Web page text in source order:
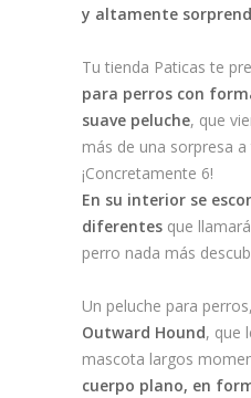
y altamente
Tu tienda Paticas te
para perros con
suave peluche, que
más de una sorpresa a
¡Concretamente 6!
En su interior se
diferentes que
perro nada más
Un peluche para perros,
Outward Hound, que
mascota largos
cuerpo plano, en